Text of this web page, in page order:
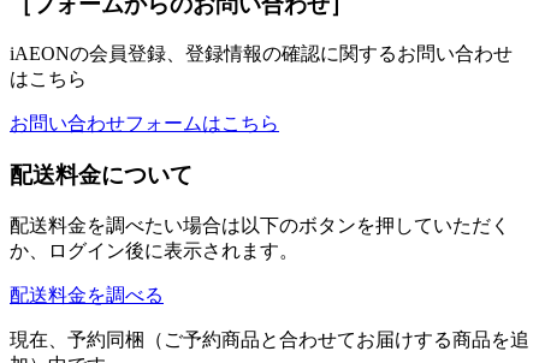
iAEONの会員登録、登録情報の確認に関するお問い合わせ
はこちら
お問い合わせフォームはこちら
配送料金について
配送料金を調べたい場合は以下のボタンを押していただく
か、ログイン後に表示されます。
配送料金を調べる
現在、予約同梱（ご予約商品と合わせてお届けする商品を追